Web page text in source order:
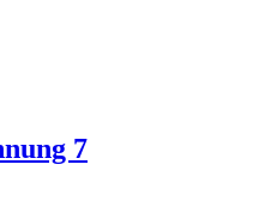
7